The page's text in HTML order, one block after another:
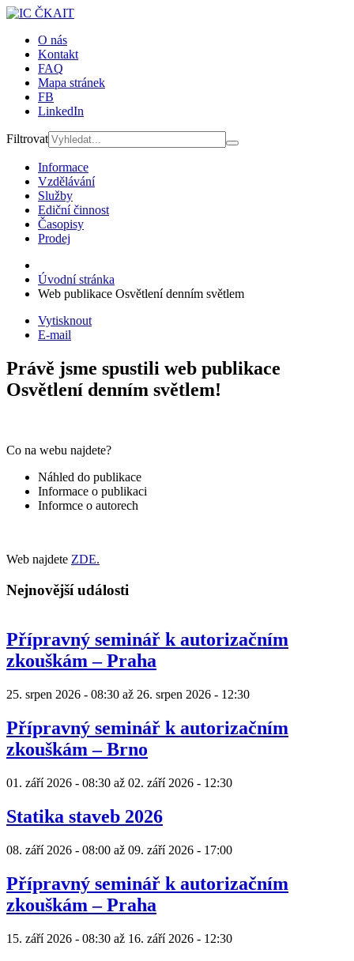
O nás
Kontakt
FAQ
Mapa stránek
FB
LinkedIn
Filtrovat
Informace
Vzdělávání
Služby
Ediční činnost
Časopisy
Prodej
Úvodní stránka
Web publikace Osvětlení denním světlem
Vytisknout
E-mail
Právě jsme spustili web publikace
Osvětlení denním světlem!
Co na webu najdete?
Náhled do publikace
Informace o publikaci
Informce o autorech
Web najdete ZDE.
Nejnovější události
Přípravný seminář k autorizačním
zkouškám – Praha
25. srpen 2026 - 08:30 až 26. srpen 2026 - 12:30
Přípravný seminář k autorizačním
zkouškám – Brno
01. září 2026 - 08:30 až 02. září 2026 - 12:30
Statika staveb 2026
08. září 2026 - 08:00 až 09. září 2026 - 17:00
Přípravný seminář k autorizačním
zkouškám – Praha
15. září 2026 - 08:30 až 16. září 2026 - 12:30